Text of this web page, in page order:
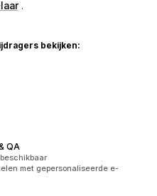
.
bekijken:
QA
met gepersonaliseerde e-